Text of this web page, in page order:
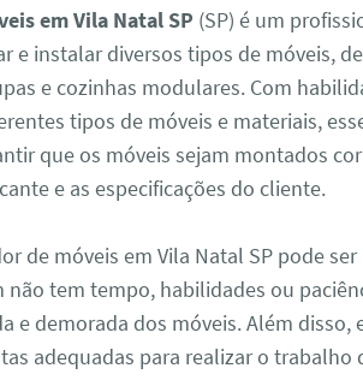
em Vila Natal SP (SP) é um
e instalar diversos tipos de móveis,
e cozinhas modulares. Com
tipos de móveis e materiais,
que os móveis sejam montados
e as especificações do cliente.
de móveis em Vila Natal SP pode
tem tempo, habilidades ou
e demorada dos móveis. Além disso,
adequadas para realizar o trabalho